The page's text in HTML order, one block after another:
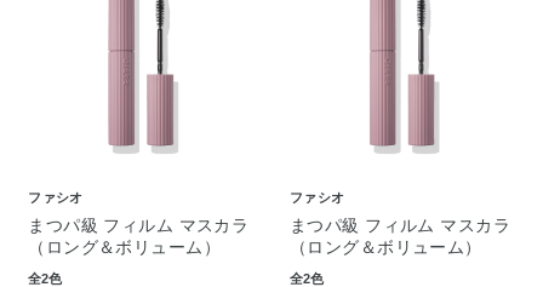
ファシオ
まつパ級 フィルム マスカラ
（ロング＆ボリューム）
全2色
ファシオ
まつパ級 フィルム マスカラ
（ロング＆ボリューム）
全2色